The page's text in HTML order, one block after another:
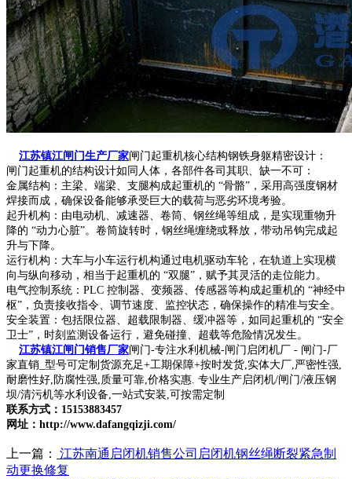
江苏镇江闸门生产厂家闸门起重机核心结构钢铁身躯精密设计：
闸门起重机的结构设计如同人体，各部件各司其职、缺一不可：
金属结构：主梁、端梁、支腿构成起重机的 “骨骼”，采用高强度钢材
焊接而成，确保设备能够承受巨大的载荷与恶劣环境考验。
起升机构：由电动机、减速器、卷筒、钢丝绳等组成，是实现重物升
降的 “动力心脏”。卷筒旋转时，钢丝绳缠绕或释放，带动吊钩完成起
升与下降。
运行机构：大车与小车运行机构通过电机驱动车轮，在轨道上实现横
向与纵向移动，相当于起重机的 “双腿”，赋予其灵活的走位能力。
电气控制系统：PLC 控制器、变频器、传感器等构成起重机的 “神经中
枢”，负责接收指令、调节速度、监控状态，确保操作的精准与安全。
安全装置：包括限位器、超载限制器、缓冲器等，如同起重机的 “安全
卫士”，时刻监测设备运行，避免碰撞、超载等危险情况发生。
江苏镇江闸门销售厂家闸门-专注水利机械-闸门启闭机厂 - 闸门-厂
家直销_型号可定制货源充足+工期保障+按时发货,实体大厂,严密性强,
耐磨性好,防腐性强,质量可靠,价格实惠. 专业生产启闭机/闸门/液压钢
坝/清污机等水利设备,一站式安装,可按需定制
联系方式：15153883457
网址：http://www.dafangqizji.com/
上一篇：
江苏南通启闭机销售公司启闭机钢丝绳断裂紧急制
动更换修复